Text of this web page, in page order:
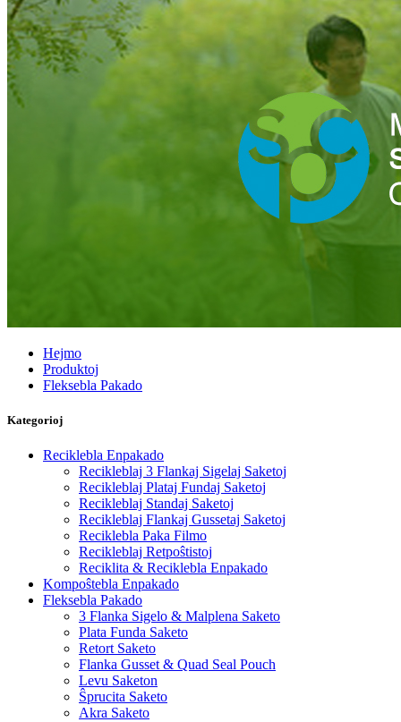
Hejmo
Produktoj
Fleksebla Pakado
Kategorioj
Reciklebla Enpakado
Recikleblaj 3 Flankaj Sigelaj Saketoj
Recikleblaj Plataj Fundaj Saketoj
Recikleblaj Standaj Saketoj
Recikleblaj Flankaj Gussetaj Saketoj
Reciklebla Paka Filmo
Recikleblaj Retpoŝtistoj
Reciklita & Reciklebla Enpakado
Kompoŝtebla Enpakado
Fleksebla Pakado
3 Flanka Sigelo & Malplena Saketo
Plata Funda Saketo
Retort Saketo
Flanka Gusset & Quad Seal Pouch
Levu Saketon
Ŝprucita Saketo
Akra Saketo